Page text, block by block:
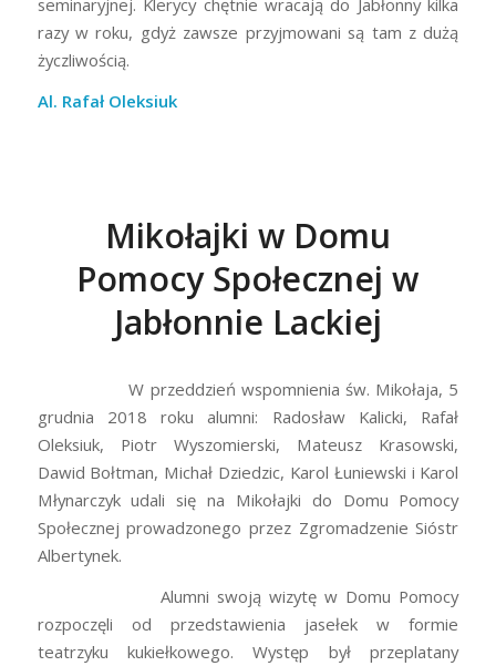
razy w roku, gdyż zawsze przyjmowani są tam z dużą
życzliwością.
Al. Rafał Oleksiuk
Mikołajki w Domu
Pomocy Społecznej w
Jabłonnie Lackiej
W przeddzień wspomnienia św. Mikołaja, 5
grudnia 2018 roku alumni: Radosław Kalicki, Rafał
Oleksiuk, Piotr Wyszomierski, Mateusz Krasowski,
Dawid Bołtman, Michał Dziedzic, Karol Łuniewski i Karol
Młynarczyk udali się na Mikołajki do Domu Pomocy
Społecznej prowadzonego przez Zgromadzenie Sióstr
Albertynek.
Alumni swoją wizytę w Domu Pomocy
rozpoczęli od przedstawienia jasełek w formie
teatrzyku kukiełkowego. Występ był przeplatany